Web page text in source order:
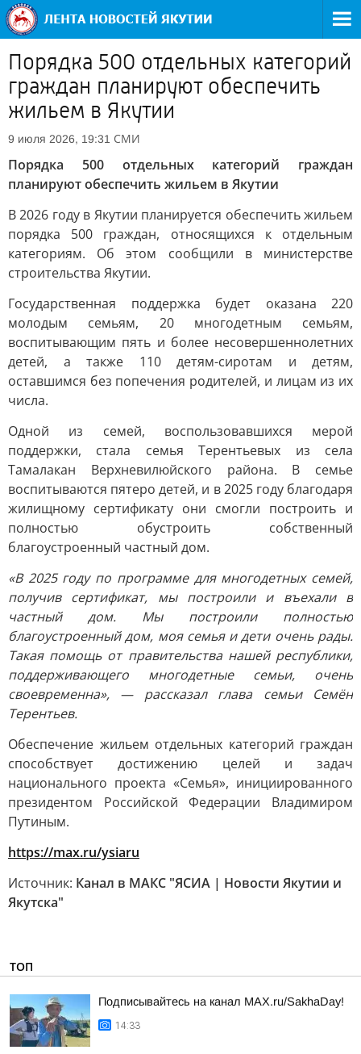
Порядка 500 отдельных категорий
граждан планируют обеспечить
жильем в Якутии
9 июля 2026, 19:31 СМИ
Порядка 500 отдельных категорий граждан
планируют обеспечить жильем в Якутии
В 2026 году в Якутии планируется обеспечить жильем
порядка 500 граждан, относящихся к отдельным
категориям. Об этом сообщили в министерстве
строительства Якутии.
Государственная поддержка будет оказана 220
молодым семьям, 20 многодетным семьям,
воспитывающим пять и более несовершеннолетних
детей, а также 110 детям-сиротам и детям,
оставшимся без попечения родителей, и лицам из их
числа.
Одной из семей, воспользовавшихся мерой
поддержки, стала семья Терентьевых из села
Тамалакан Верхневилюйского района. В семье
воспитываются пятеро детей, и в 2025 году благодаря
жилищному сертификату они смогли построить и
полностью обустроить собственный
благоустроенный частный дом.
«В 2025 году по программе для многодетных семей,
получив сертификат, мы построили и въехали в
частный дом. Мы построили полностью
благоустроенный дом, моя семья и дети очень рады.
Такая помощь от правительства нашей республики,
поддерживающего многодетные семьи, очень
своевременна», — рассказал глава семьи Семён
Терентьев.
Обеспечение жильем отдельных категорий граждан
способствует достижению целей и задач
национального проекта «Семья», инициированного
президентом Российской Федерации Владимиром
Путиным.
https://max.ru/ysiaru
Источник: Канал в МАКС "ЯСИА | Новости Якутии и
Якутска"
ТОП
Подписывайтесь на канал MAX.ru/SakhaDay!
14:33